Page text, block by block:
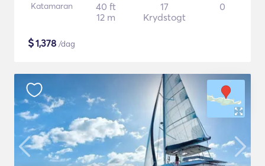
Katamaran
40 ft
12 m
17
Krydstogt
0
$1,378 /dag